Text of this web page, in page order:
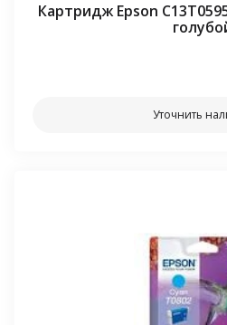
Картридж Epson
Уточнить